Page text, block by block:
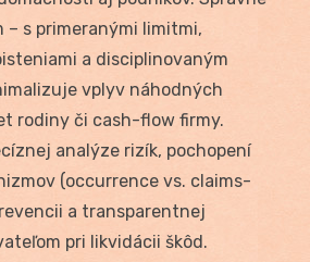
– s primeranými limitmi,
a disciplinovaným
vplyv náhodných
rodiny či cash-flow firmy.
analýze rizík, pochopení
(occurrence vs. claims-
a transparentnej
pri likvidácii škôd.